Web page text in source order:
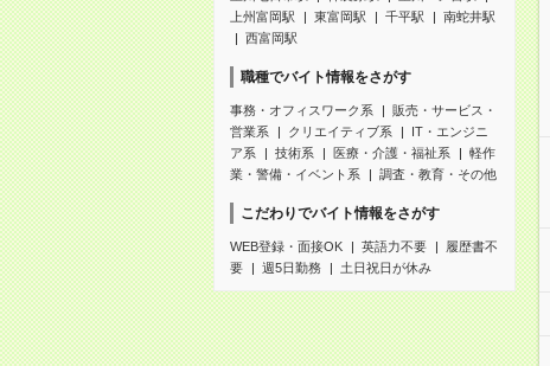
上州富岡駅
東富岡駅 千平駅
南蛇井駅
西富岡駅
職種でバイト情報をさがす
事務・オフィスワーク系
販売・サービス・
営業系
クリエイティブ系
IT・エンジニ
ア系
技術系 医療・介護・福祉系
軽作
業・警備・イベント系
調査・教育・その他
こだわりでバイト情報をさがす
WEB登録・面接OK 英語力不要
履歴書不
要
週5日勤務 土日祝日が休み